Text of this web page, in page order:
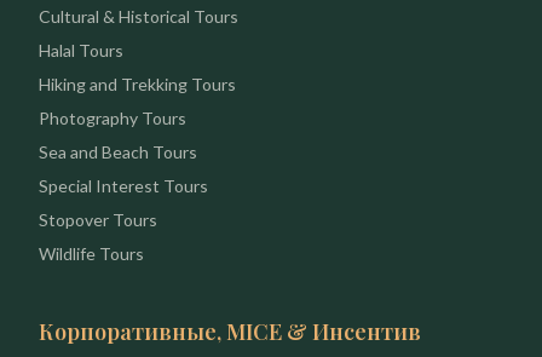
Cultural & Historical Tours
Halal Tours
Hiking and Trekking Tours
Photography Tours
Sea and Beach Tours
Special Interest Tours
Stopover Tours
Wildlife Tours
Корпоративные, MICE & Инсентив